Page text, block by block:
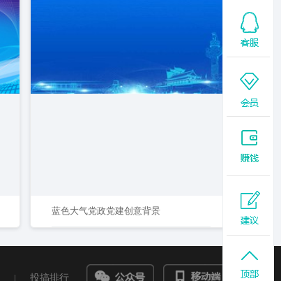
蓝色大气党政党建创意背景
| 投搞排行